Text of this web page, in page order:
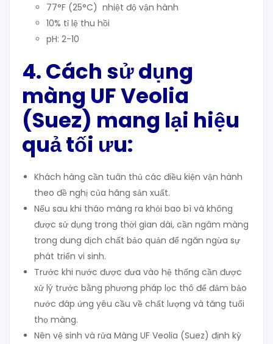
77°F (25°C) nhiệt độ vận hành
10% tỉ lệ thu hồi
pH: 2-10
4. Cách sử dụng
màng UFVeolia
(Suez) mang lại hiệu
quả tối ưu:
Khách hàng cần tuân thủ các điều kiện vận hành
theo đề nghị của hãng sản xuất.
Nếu sau khi tháo màng ra khỏi bao bì và không
được sử dụng trong thời gian dài, cần ngâm màng
trong dung dịch chất bảo quản để ngăn ngừa sự
phát triển vi sinh.
Trước khi nước được đưa vào hệ thống cần được
xử lý trước bằng phương pháp lọc thô để đảm bảo
nước đáp ứng yêu cầu về chất lượng và tăng tuổi
thọ màng.
Nên vệ sinh và rửa Màng UF Veolia (Suez) định kỳ